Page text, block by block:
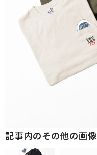
記事内のその他の画像